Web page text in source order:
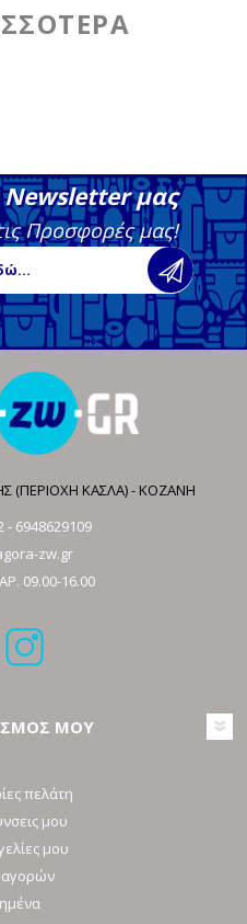
Newsletter μας
Προσφορές μας!
(ΠΕΡΙΟΧΗ ΚΑΣΛΑ) - ΚΟΖΑΝΗ
- 6948629109
zw.gr
09.00-16.00
ΜΟΥ
πελάτη
μου
μου
αγορών